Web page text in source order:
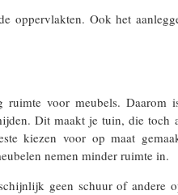
oppervlakten. Ook het
voor meubels. Daarom
Dit maakt je tuin, die
kiezen voor op maat
nemen minder ruimte in.
geen schuur of andere